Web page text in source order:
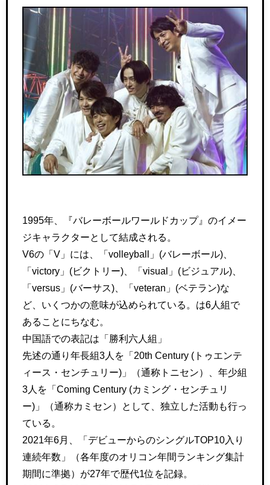
1995年、『バレーボールワールドカップ』のイメー
ジキャラクターとして結成される。
V6の「V」には、「volleyball」(バレーボール)、
「victory」(ビクトリー)、「visual」(ビジュアル)、
「versus」(バーサス)、「veteran」(ベテラン)な
ど、いくつかの意味が込められている。は6人組で
あることにちなむ。
中国語での表記は「勝利六人組」
先述の通り年長組3人を「20th Century (トゥエンテ
ィース・センチュリー)」（通称トニセン）、年少組
3人を「Coming Century (カミング・センチュリ
ー)」（通称カミセン）として、独立した活動も行っ
ている。
2021年6月、「デビューからのシングルTOP10入り
連続年数」（各年度のオリコン年間ランキング集計
期間に準拠）が27年で歴代1位を記録。